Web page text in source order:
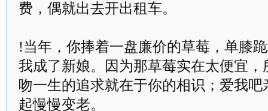
费，偶就出去开出租车。
!当年，你捧着一盘廉价的草莓，单膝
我成了新娘。因为那草莓实在太便宜
吻一生的追求就在于你的相识；爱我
起慢慢变老。